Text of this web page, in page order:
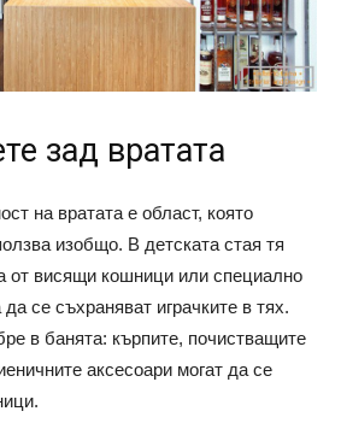
зад вратата
на вратата е област, която
изобщо. В детската стая тя
от висящи кошници или специално
се съхраняват играчките в тях.
в банята: кърпите, почистващите
аксесоари могат да се